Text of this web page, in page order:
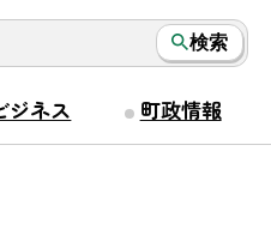
検索
ジネス 町政情報